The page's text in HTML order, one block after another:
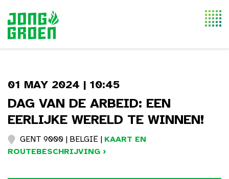
01 MAY 2024 | 10:45
DAG VAN DE ARBEID: EEN
EERLIJKE WERELD TE WINNEN!
GENT 9000 | BELGIË | KAART EN
ROUTEBESCHRIJVING ›